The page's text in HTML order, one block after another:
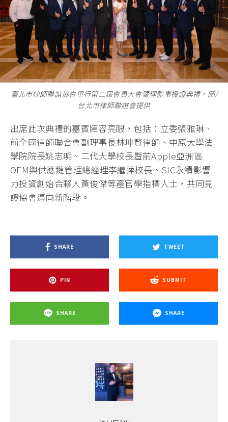
臺北市律師聯誼協會舉行第二屆會員大會暨理監事授證典禮。圖/
台北市律師聯誼會提供
出席此次典禮的嘉賓陣容亮眼，包括：立委張雅琳、
前全國律師聯合會副理事長林坤賢律師、中原大學法
學院院長姚志明、二代大學校長暨前Apple亞洲區
OEM與供應鏈管理總經理李繼萍校長、SIC永續影響
力投資創始合夥人黃俊傑等產官學指標人士，共同見
證協會邁向新階段。
SHARE TWEET
PIN SUBMIT
SHARE SHARE